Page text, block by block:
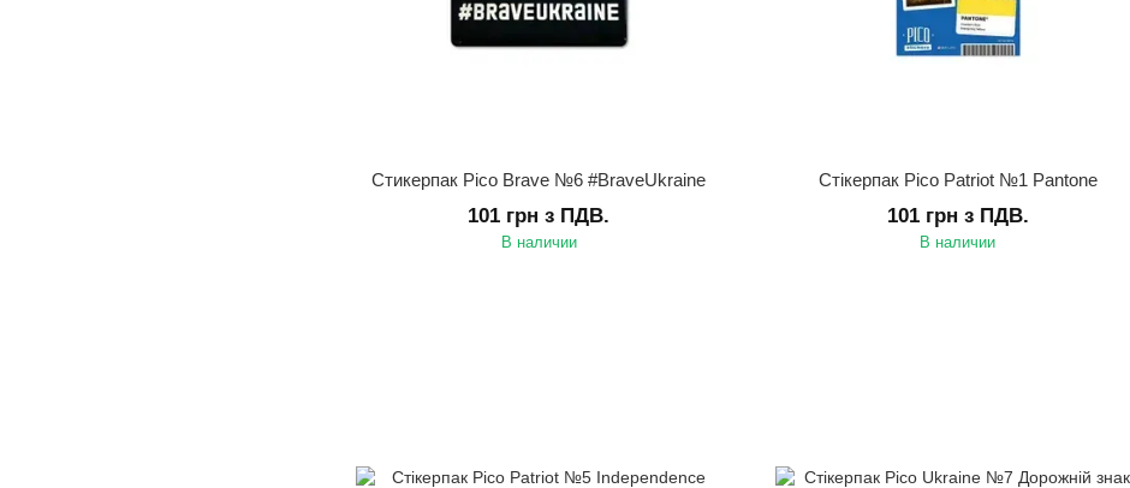
Стикерпак Pico Brave №6 #BraveUkraine
101 грн з ПДВ.
В наличии
Стікерпак Pico Patriot №1 Pantone
101 грн з ПДВ.
В наличии